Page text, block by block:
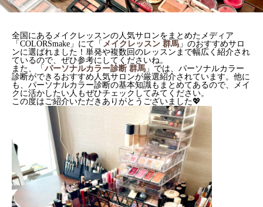
全国にあるメイクレッスンの人気サロンをまとめたメディア
「COLORSmake」にて「 メイクレッスン 群馬 」のおすすめサロ
ンに選ばれました！単発や複数回のレッスンまで幅広く紹介され
ているので、ぜひ参考にしてくださいね。
また、「 パーソナルカラー診断 群馬 」では、パーソナルカラー
診断ができるおすすめ人気サロンが厳選紹介されています。他に
も、パーソナルカラー診断の基本知識もまとめてあるので、メイ
クに活かしたい人もぜひチェックしてみてください。
この度はご紹介いただきありがとうございました💖